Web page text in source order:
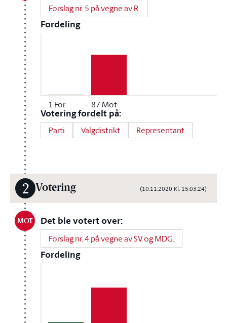
Forslag nr. 5 på vegne av R.
Fordeling
1 For 87 Mot
Votering fordelt på:
Parti Valgdistrikt Representant
2 Votering (10.11.2020 Kl. 15:03:24)
MOT Det ble votert over:
Forslag nr. 4 på vegne av SV og MDG.
Fordeling